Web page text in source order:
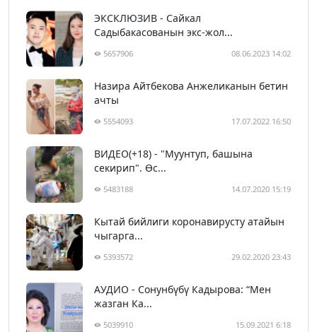
ЭКСКЛЮЗИВ - Сайкал
Садыбакасованын экс-жол...
5657906 08.06.2023 14:02
Назира Айтбекова Анжеликанын бетин
ачты
5554093 17.07.2022 16:50
ВИДЕО(+18) - "Муунтуп, башына
секирип". Өс...
5483188 14.07.2020 15:19
Кытай бийлиги коронавирусту атайын
чыгарга...
5393572 29.02.2020 23:43
АУДИО - Сонунбүбү Кадырова: “Мен
жазган Ка...
5039910 15.09.2021 6:18